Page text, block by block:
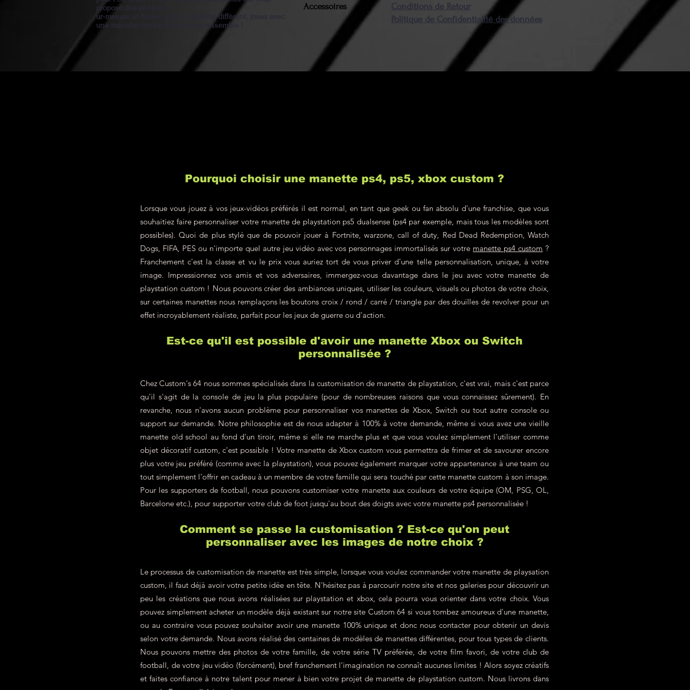
propose des produits
ur-mesure et fiables pour un gaming différent. jouez avec
une manette unique et qui vous ressemble !
Accessoires
Conditions de Retour
Politique de Confidentialité des données
Pourquoi choisir une manette ps4, ps5, xbox custom ?
Lorsque vous jouez à vos jeux-vidéos préférés il est normal, en tant que geek ou fan absolu d'une franchise, que vous
souhaitiez faire personnaliser votre manette de playstation ps5 dualsense (ps4 par exemple, mais tous les modèles sont
possibles). Quoi de plus stylé que de pouvoir jouer à Fortnite, warzone, call of duty, Red Dead Redemption, Watch
Dogs, FIFA, PES ou n'importe quel autre jeu vidéo avec vos personnages immortalisés sur votre manette ps4 custom ?
Franchement c'est la classe et vu le prix vous auriez tort de vous priver d'une telle personnalisation, unique, à votre
image. Impressionnez vos amis et vos adversaires, immergez-vous davantage dans le jeu avec votre manette de
playstation custom ! Nous pouvons créer des ambiances uniques, utiliser les couleurs, visuels ou photos de votre choix,
sur certaines manettes nous remplaçons les boutons croix / rond / carré / triangle par des douilles de revolver pour un
effet incroyablement réaliste, parfait pour les jeux de guerre ou d'action.
Est-ce qu'il est possible d'avoir une manette Xbox ou Switch
personnalisée ?
Chez Custom's 64 nous sommes spécialisés dans la customisation de manette de playstation, c'est vrai, mais c'est parce
qu'il s'agit de la console de jeu la plus populaire (pour de nombreuses raisons que vous connaissez sûrement). En
revanche, nous n'avons aucun problème pour personnaliser vos manettes de Xbox, Switch ou tout autre console ou
support sur demande. Notre philosophie est de nous adapter à 100% à votre demande, même si vous avez une vieille
manette old school au fond d'un tiroir, même si elle ne marche plus et que vous voulez simplement l'utiliser comme
objet décoratif custom, c'est possible ! Votre manette de Xbox custom vous permettra de frimer et de savourer encore
plus votre jeu préféré (comme avec la playstation), vous pouvez également marquer votre appartenance à une team ou
tout simplement l'offrir en cadeau à un membre de votre famille qui sera touché par cette manette custom à son image.
Pour les supporters de football, nous pouvons customiser votre manette aux couleurs de votre équipe (OM, PSG, OL,
Barcelone etc.), pour supporter votre club de foot jusqu'au bout des doigts avec votre manette ps4 personnalisée !
Comment se passe la customisation ? Est-ce qu'on peut
personnaliser avec les images de notre choix ?
Le processus de customisation de manette est très simple, lorsque vous voulez commander votre manette de playsation
custom, il faut déjà avoir votre petite idée en tête. N'hésitez pas à parcourir notre site et nos galeries pour découvrir un
peu les créations que nous avons réalisées sur playstation et xbox, cela pourra vous orienter dans votre choix. Vous
pouvez simplement acheter un modèle déjà existant sur notre site Custom 64 si vous tombez amoureux d'une manette,
ou au contraire vous pouvez souhaiter avoir une manette 100% unique et donc nous contacter pour obtenir un devis
selon votre demande. Nous avons réalisé des centaines de modèles de manettes différentes, pour tous types de clients.
Nous pouvons mettre des photos de votre famille, de votre série TV préférée, de votre film favori, de votre club de
football, de votre jeu vidéo (forcément), bref franchement l'imagination ne connaît aucunes limites ! Alors soyez créatifs
et faites confiance à notre talent pour mener à bien votre projet de manette de playstation custom. Nous livrons dans